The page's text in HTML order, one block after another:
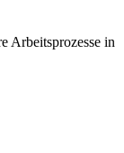
Arbeitsprozesse in